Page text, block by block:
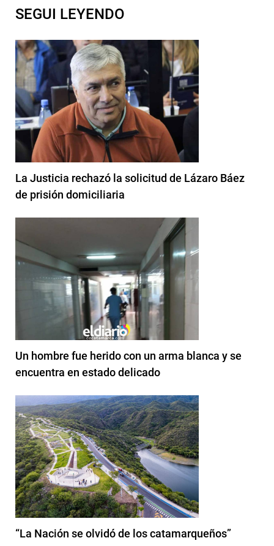
SEGUI LEYENDO
La Justicia rechazó la solicitud de Lázaro Báez
de prisión domiciliaria
Un hombre fue herido con un arma blanca y se
encuentra en estado delicado
“La Nación se olvidó de los catamarqueños”